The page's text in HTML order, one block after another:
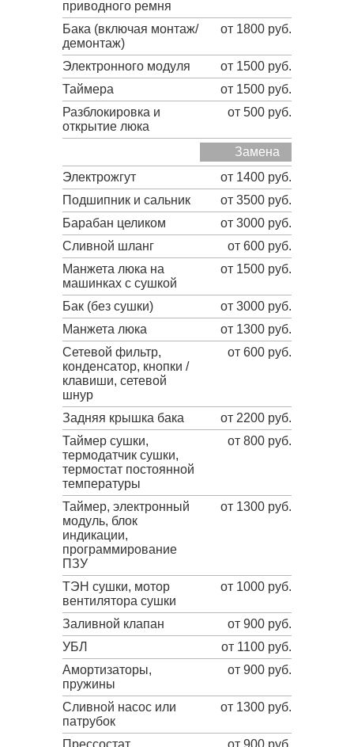
приводного ремня
Бака (включая монтаж/
демонтаж)
от 1800 руб.
Электронного модуля
от 1500 руб.
Таймера
от 1500 руб.
Разблокировка и
открытие люка
от 500 руб.
Замена
Электрожгут
от 1400 руб.
Подшипник и сальник
от 3500 руб.
Барабан целиком
от 3000 руб.
Сливной шланг
от 600 руб.
Манжета люка на
машинках с сушкой
от 1500 руб.
Бак (без сушки)
от 3000 руб.
Манжета люка
от 1300 руб.
Сетевой фильтр,
конденсатор, кнопки /
клавиши, сетевой
шнур
от 600 руб.
Задняя крышка бака
от 2200 руб.
Таймер сушки,
термодатчик сушки,
термостат постоянной
температуры
от 800 руб.
Таймер, электронный
модуль, блок
индикации,
программирование
ПЗУ
от 1300 руб.
ТЭН сушки, мотор
вентилятора сушки
от 1000 руб.
Заливной клапан
от 900 руб.
УБЛ
от 1100 руб.
Амортизаторы,
пружины
от 900 руб.
Сливной насос или
патрубок
от 1300 руб.
Прессостат от 900 руб.